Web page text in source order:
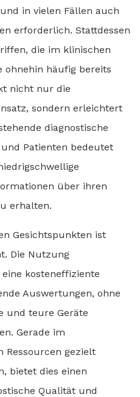
in vielen Fällen auch
erforderlich. Stattdessen
die im klinischen
ohnehin häufig bereits
nicht nur die
sondern erleichtert
diagnostische
Patienten bedeutet
über ihren
erhalten.
Gesichtspunkten ist
Die Nutzung
kosteneffiziente
Auswertungen, ohne
und teure Geräte
Gerade im
Ressourcen gezielt
bietet dies einen
Qualität und